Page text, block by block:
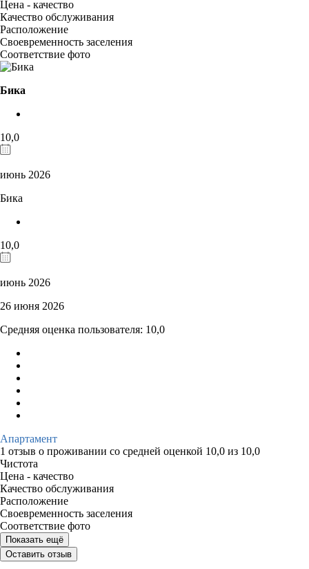
Цена - качество
Качество обслуживания
Расположение
Своевременность заселения
Соответствие фото
Бика
10,0
июнь 2026
Бика
10,0
июнь 2026
26 июня 2026
Средняя оценка пользователя: 10,0
Апартамент
1 отзыв о проживании со средней оценкой 10,0 из 10,0
Чистота
Цена - качество
Качество обслуживания
Расположение
Своевременность заселения
Соответствие фото
Показать ещё
Оставить отзыв